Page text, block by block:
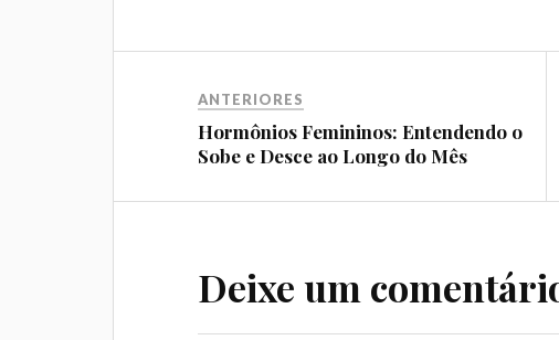
ANTERIORES
Hormônios Femininos: Entendendo o
Sobe e Desce ao Longo do Mês
Deixe um